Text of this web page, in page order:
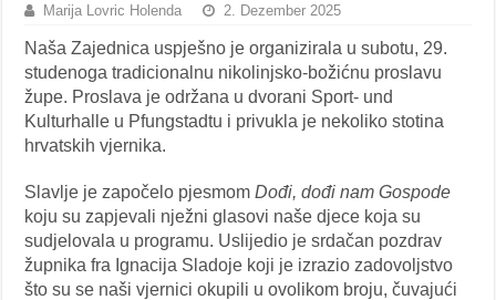
Marija Lovric Holenda 2. Dezember 2025
Naša Zajednica uspješno je organizirala u subotu, 29.
studenoga tradicionalnu nikolinjsko-božićnu proslavu
župe. Proslava je održana u dvorani Sport- und
Kulturhalle u Pfungstadtu i privukla je nekoliko stotina
hrvatskih vjernika.
Slavlje je započelo pjesmomDođi, dođi nam Gospode
koju su zapjevali nježni glasovi naše djece koja su
sudjelovala u programu. Uslijedio je srdačan pozdrav
župnika fra Ignacija Sladoje koji je izrazio zadovoljstvo
što su se naši vjernici okupili u ovolikom broju, čuvajući